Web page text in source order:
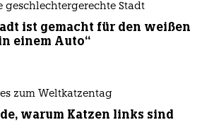
geschlechtergerechte Stadt
ist gemacht für den weißen
einem Auto“
zum Weltkatzentag
warum Katzen links sind